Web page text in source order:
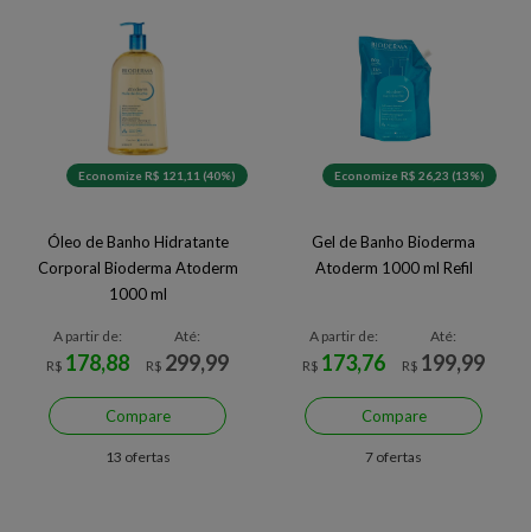
Economize R$ 121,11 (40%)
Óleo de Banho Hidratante
Corporal Bioderma Atoderm
1000 ml
A partir de:
R$ 178,88
Até:
R$ 299,99
Compare
13 ofertas
Economize R$ 26,23 (13%)
Gel de Banho Bioderma
Atoderm 1000 ml Refil
A partir de:
R$ 173,76
Até:
R$ 199,99
Compare
7 ofertas